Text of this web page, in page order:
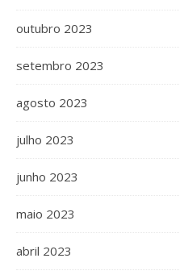
outubro 2023
setembro 2023
agosto 2023
julho 2023
junho 2023
maio 2023
abril 2023